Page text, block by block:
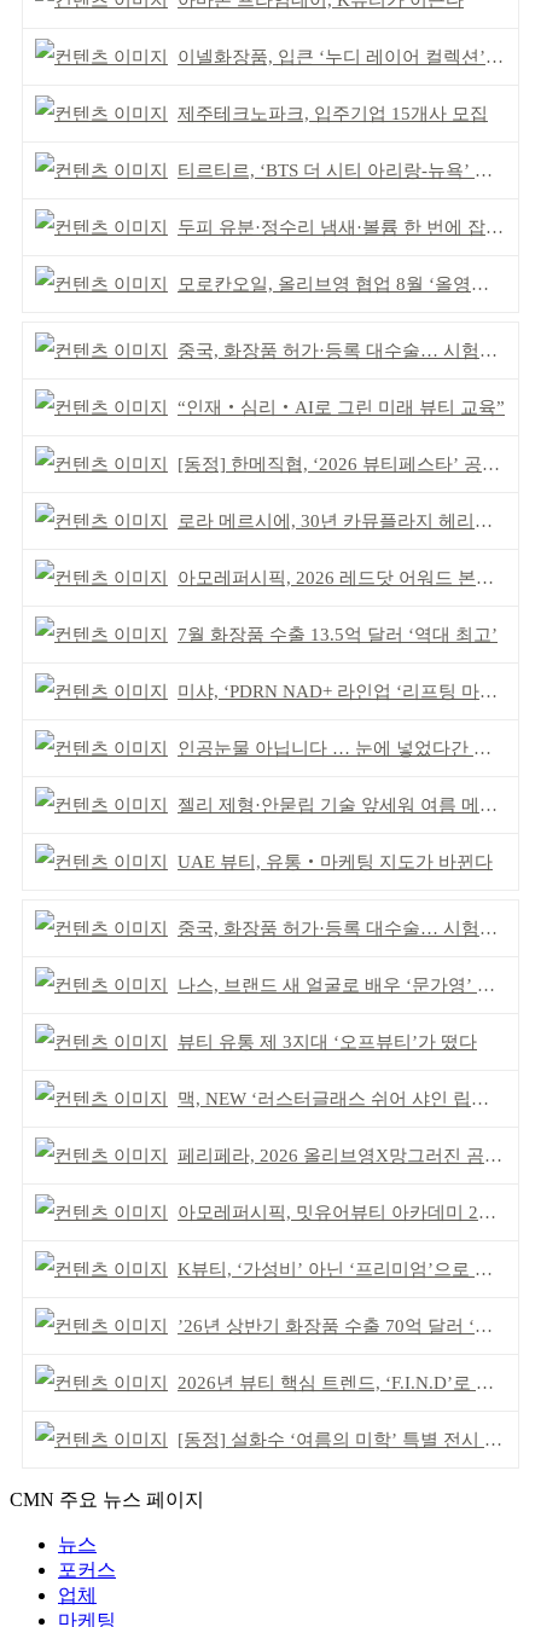
이넬화장품, 입큰 ‘누디 레이어 컬렉션’ 출시
제주테크노파크, 입주기업 15개사 모집
티르티르, ‘BTS 더 시티 아리랑-뉴욕’ 참여
두피 유분·정수리 냄새·볼륨 한 번에 잡는다
모로칸오일, 올리브영 협업 8월 ‘올영픽’ 선정
중국, 화장품 허가·등록 대수술… 시험자료 공용 허용
“인재‧심리‧AI로 그린 미래 뷰티 교육”
[동정] 한메직협, ‘2026 뷰티페스타’ 공동 주최
로라 메르시에, 30년 카뮤플라지 헤리티지 담아
아모레퍼시픽, 2026 레드닷 어워드 본상 2개 수상
7월 화장품 수출 13.5억 달러 ‘역대 최고’
미샤, ‘PDRN NAD+ 라인업 ‘리프팅 마스크’ 출시
인공눈물 아닙니다 … 눈에 넣었다간 각막 손상
젤리 제형·안묻립 기술 앞세워 여름 메이크업 시장 공략
UAE 뷰티, 유통‧마케팅 지도가 바뀐다
중국, 화장품 허가·등록 대수술… 시험자료 공용 허용
나스, 브랜드 새 얼굴로 배우 ‘문가영’ 발탁
뷰티 유통 제 3지대 ‘오프뷰티’가 떴다
맥, NEW ‘러스터글래스 쉬어 샤인 립스틱’ 출시
페리페라, 2026 올리브영X망그러진 곰 콜라보
아모레퍼시픽, 밋유어뷰티 아카데미 2기 발대식
K뷰티, ‘가성비’ 아닌 ‘프리미엄’으로 승부걸어야
’26년 상반기 화장품 수출 70억 달러 ‘역대 최고’
2026년 뷰티 핵심 트렌드, ‘F.I.N.D’로 읽는다
[동정] 설화수 ‘여름의 미학’ 특별 전시 개최
CMN 주요 뉴스 페이지
뉴스
포커스
업체
마케팅